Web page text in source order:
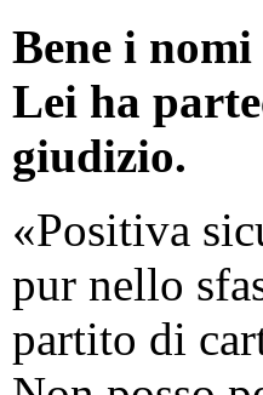
Bene i
Lei ha
giudizio.
«Positiva
pur nello
partito di